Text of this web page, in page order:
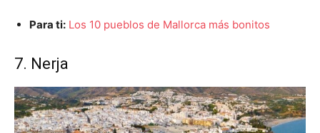
Para ti: Los 10 pueblos de Mallorca más bonitos
7. Nerja